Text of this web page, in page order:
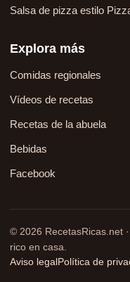
Salsa de pizza estilo
Explora más
Comidas regionales
Vídeos de recetas
Recetas de la abuela
Bebidas
Facebook
© 2026 RecetasRicas.net
rico en casa.
Aviso legalPolítica de